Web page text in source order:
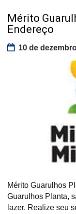
Mérito
Endereço
10 de
Mérito Guarulhos
Guarulhos Planta,
lazer. Realize seu